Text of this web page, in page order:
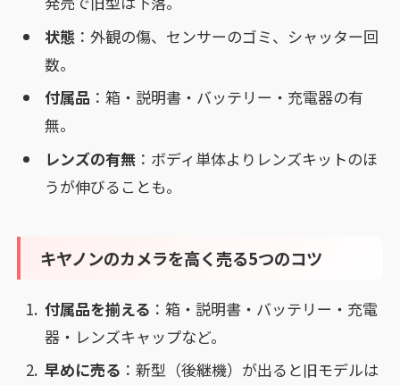
状態 ：外観の傷、センサーのゴミ、シャッター回
数。
付属品 ：箱・説明書・バッテリー・充電器の有
無。
レンズの有無：ボディ単体よりレンズキットのほ
うが伸びることも。
キヤノンのカメラを高く売る5つのコツ
付属品を揃える ：箱・説明書・バッテリー・充電
器・レンズキャップなど。
早めに売る ：新型（後継機）が出ると旧モデルは